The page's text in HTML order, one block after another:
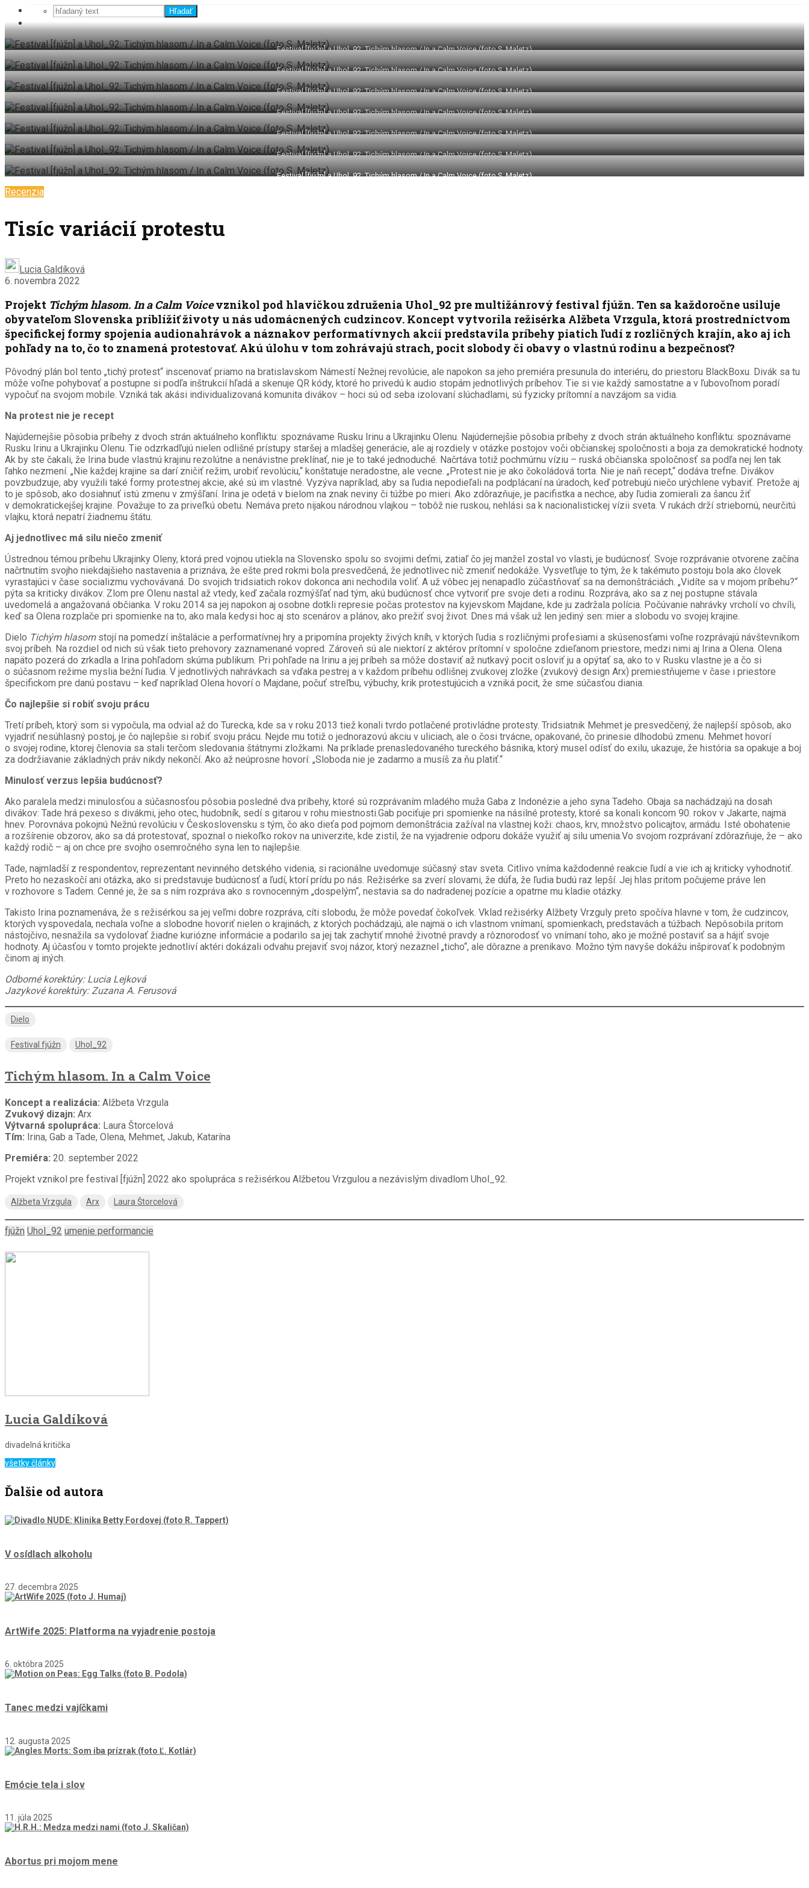
Hľadať
Festival [fjúžn] a Uhol_92: Tichým hlasom / In a Calm Voice (foto S. Maletz)
Festival [fjúžn] a Uhol_92: Tichým hlasom / In a Calm Voice (foto S. Maletz)
Festival [fjúžn] a Uhol_92: Tichým hlasom / In a Calm Voice (foto S. Maletz)
Festival [fjúžn] a Uhol_92: Tichým hlasom / In a Calm Voice (foto S. Maletz)
Festival [fjúžn] a Uhol_92: Tichým hlasom / In a Calm Voice (foto S. Maletz)
Festival [fjúžn] a Uhol_92: Tichým hlasom / In a Calm Voice (foto S. Maletz)
Festival [fjúžn] a Uhol_92: Tichým hlasom / In a Calm Voice (foto S. Maletz)
Recenzia
Tisíc variácií protestu
Lucia Galdíková
6. novembra 2022
Projekt Tichým hlasom. In a Calm Voicevznikol pod hlavičkou združenia Uhol_92 pre multižánrový festival fjúžn. Ten sa každoročne usiluje
obyvateľom Slovenska priblížiť životy u nás udomácnených cudzincov. Koncept vytvorila režisérka Alžbeta Vrzgula, ktorá prostredníctvom
špecifickej formy spojenia audionahrávok a náznakov performatívnych akcií predstavila príbehy piatich ľudí z rozličných krajín, ako aj ich
pohľady na to, čo to znamená protestovať. Akú úlohu v tom zohrávajú strach, pocit slobody či obavy o vlastnú rodinu a bezpečnosť?
Pôvodný plán bol tento „tichý protest“ inscenovať priamo na bratislavskom Námestí Nežnej revolúcie, ale napokon sa jeho premiéra presunula do interiéru, do priestoru BlackBoxu. Divák sa tu
môže voľne pohybovať a postupne si podľa inštrukcií hľadá a skenuje QR kódy, ktoré ho privedú k audio stopám jednotlivých príbehov. Tie si vie každý samostatne a v ľubovoľnom poradí
vypočuť na svojom mobile. Vzniká tak akási individualizovaná komunita divákov – hoci sú od seba izolovaní slúchadlami, sú fyzicky prítomní a navzájom sa vidia.
Na protest nie je recept
Najúdernejšie pôsobia príbehy z dvoch strán aktuálneho konfliktu: spoznávame Rusku Irinu a Ukrajinku Olenu. Najúdernejšie pôsobia príbehy z dvoch strán aktuálneho konfliktu: spoznávame
Rusku Irinu a Ukrajinku Olenu. Tie odzrkadľujú nielen odlišné prístupy staršej a mladšej generácie, ale aj rozdiely v otázke postojov voči občianskej spoločnosti a boja za demokratické hodnoty.
Ak by ste čakali, že Irina bude vlastnú krajinu rezolútne a nenávistne preklínať, nie je to také jednoduché. Načrtáva totiž pochmúrnu víziu – ruská občianska spoločnosť sa podľa nej len tak
ľahko nezmení. „Nie každej krajine sa darí zničiť režim, urobiť revolúciu,“ konštatuje neradostne, ale vecne. „Protest nie je ako čokoládová torta. Nie je naň recept,“ dodáva trefne. Divákov
povzbudzuje, aby využili také formy protestnej akcie, aké sú im vlastné. Vyzýva napríklad, aby sa ľudia nepodieľali na podplácaní na úradoch, keď potrebujú niečo urýchlene vybaviť. Pretože aj
to je spôsob, ako dosiahnuť istú zmenu v zmýšľaní. Irina je odetá v bielom na znak neviny či túžbe po mieri. Ako zdôrazňuje, je pacifistka a nechce, aby ľudia zomierali za šancu žiť
v demokratickejšej krajine. Považuje to za priveľkú obetu. Nemáva preto nijakou národnou vlajkou – tobôž nie ruskou, nehlási sa k nacionalistickej vízii sveta. V rukách drží striebornú, neurčitú
vlajku, ktorá nepatrí žiadnemu štátu.
Aj jednotlivec má silu niečo zmeniť
Ústrednou témou príbehu Ukrajinky Oleny, ktorá pred vojnou utiekla na Slovensko spolu so svojimi deťmi, zatiaľ čo jej manžel zostal vo vlasti, je budúcnosť. Svoje rozprávanie otvorene začína
načrtnutím svojho niekdajšieho nastavenia a priznáva, že ešte pred rokmi bola presvedčená, že jednotlivec nič zmeniť nedokáže. Vysvetľuje to tým, že k takémuto postoju bola ako človek
vyrastajúci v čase socializmu vychovávaná. Do svojich tridsiatich rokov dokonca ani nechodila voliť. A už vôbec jej nenapadlo zúčastňovať sa na demonštráciách. „Vidíte sa v mojom príbehu?“
pýta sa kriticky divákov. Zlom pre Olenu nastal až vtedy, keď začala rozmýšľať nad tým, akú budúcnosť chce vytvoriť pre svoje deti a rodinu. Rozpráva, ako sa z nej postupne stávala
uvedomelá a angažovaná občianka. V roku 2014 sa jej napokon aj osobne dotkli represie počas protestov na kyjevskom Majdane, kde ju zadržala polícia. Počúvanie nahrávky vrcholí vo chvíli,
keď sa Olena rozplače pri spomienke na to, ako mala kedysi hoc aj sto scenárov a plánov, ako prežiť svoj život. Dnes má však už len jediný sen: mier a slobodu vo svojej krajine.
Dielo Tichým hlasom stojí na pomedzí inštalácie a performatívnej hry a pripomína projekty živých kníh, v ktorých ľudia s rozličnými profesiami a skúsenosťami voľne rozprávajú návštevníkom
svoj príbeh. Na rozdiel od nich sú však tieto prehovory zaznamenané vopred. Zároveň sú ale niektorí z aktérov prítomní v spoločne zdieľanom priestore, medzi nimi aj Irina a Olena. Olena
napäto pozerá do zrkadla a Irina pohľadom skúma publikum. Pri pohľade na Irinu a jej príbeh sa môže dostaviť až nutkavý pocit osloviť ju a opýtať sa, ako to v Rusku vlastne je a čo si
o súčasnom režime myslia bežní ľudia. V jednotlivých nahrávkach sa vďaka pestrej a v každom príbehu odlišnej zvukovej zložke (zvukový design Arx) premiestňujeme v čase i priestore
špecifickom pre danú postavu – keď napríklad Olena hovorí o Majdane, počuť streľbu, výbuchy, krik protestujúcich a vzniká pocit, že sme súčasťou diania.
Čo najlepšie si robiť svoju prácu
Tretí príbeh, ktorý som si vypočula, ma odvial až do Turecka, kde sa v roku 2013 tiež konali tvrdo potlačené protivládne protesty. Tridsiatnik Mehmet je presvedčený, že najlepší spôsob, ako
vyjadriť nesúhlasný postoj, je čo najlepšie si robiť svoju prácu. Nejde mu totiž o jednorazovú akciu v uliciach, ale o čosi trvácne, opakované, čo prinesie dlhodobú zmenu. Mehmet hovorí
o svojej rodine, ktorej členovia sa stali terčom sledovania štátnymi zložkami. Na príklade prenasledovaného tureckého básnika, ktorý musel odísť do exilu, ukazuje, že história sa opakuje a boj
za dodržiavanie základných práv nikdy nekončí. Ako až neúprosne hovorí: „Sloboda nie je zadarmo a musíš za ňu platiť.“
Minulosť verzus lepšia budúcnosť?
Ako paralela medzi minulosťou a súčasnosťou pôsobia posledné dva príbehy, ktoré sú rozprávaním mladého muža Gaba z Indonézie a jeho syna Tadeho. Obaja sa nachádzajú na dosah
divákov: Tade hrá pexeso s divákmi, jeho otec, hudobník, sedí s gitarou v rohu miestnosti.Gab pociťuje pri spomienke na násilné protesty, ktoré sa konali koncom 90. rokov v Jakarte, najmä
hnev. Porovnáva pokojnú Nežnú revolúciu v Československu s tým, čo ako dieťa pod pojmom demonštrácia zažíval na vlastnej koži: chaos, krv, množstvo policajtov, armádu. Isté obohatenie
a rozšírenie obzorov, ako sa dá protestovať, spoznal o niekoľko rokov na univerzite, kde zistil, že na vyjadrenie odporu dokáže využiť aj silu umenia.Vo svojom rozprávaní zdôrazňuje, že – ako
každý rodič – aj on chce pre svojho osemročného syna len to najlepšie.
Tade, najmladší z respondentov, reprezentant nevinného detského videnia, si racionálne uvedomuje súčasný stav sveta. Citlivo vníma každodenné reakcie ľudí a vie ich aj kriticky vyhodnotiť.
Preto ho nezaskočí ani otázka, ako si predstavuje budúcnosť a ľudí, ktorí prídu po nás. Režisérke sa zverí slovami, že dúfa, že ľudia budú raz lepší. Jej hlas pritom počujeme práve len
v rozhovore s Tadem. Cenné je, že sa s ním rozpráva ako s rovnocenným „dospelým“, nestavia sa do nadradenej pozície a opatrne mu kladie otázky.
Takisto Irina poznamenáva, že s režisérkou sa jej veľmi dobre rozpráva, cíti slobodu, že môže povedať čokoľvek. Vklad režisérky Alžbety Vrzguly preto spočíva hlavne v tom, že cudzincov,
ktorých vyspovedala, nechala voľne a slobodne hovoriť nielen o krajinách, z ktorých pochádzajú, ale najmä o ich vlastnom vnímaní, spomienkach, predstavách a túžbach. Nepôsobila pritom
nástojčivo, nesnažila sa vydolovať žiadne kuriózne informácie a podarilo sa jej tak zachytiť mnohé životné pravdy a rôznorodosť vo vnímaní toho, ako je možné postaviť sa a hájiť svoje
hodnoty. Aj účasťou v tomto projekte jednotliví aktéri dokázali odvahu prejaviť svoj názor, ktorý nezaznel „ticho“, ale dôrazne a prenikavo. Možno tým navyše dokážu inšpirovať k podobným
činom aj iných.
Odborné korektúry: Lucia Lejková
Jazykové korektúry: Zuzana A. Ferusová
Dielo
Festival fjúžn Uhol_92
Tichým hlasom. In a Calm Voice
Koncept a realizácia: Alžbeta Vrzgula
Zvukový dizajn: Arx
Výtvarná spolupráca: Laura Štorcelová
Tím: Irina, Gab a Tade, Olena, Mehmet, Jakub, Katarína
Premiéra: 20. september 2022
Projekt vznikol pre festival [fjúžn] 2022 ako spolupráca s režisérkou Alžbetou Vrzgulou a nezávislým divadlom Uhol_92.
Alžbeta Vrzgula Arx Laura Štorcelová
fjúžn Uhol_92 umenie performancie
Lucia Galdíková
divadelná kritička
všetky články
Ďalšie od autora
V osídlach alkoholu
27. decembra 2025
ArtWife 2025: Platforma na vyjadrenie postoja
6. októbra 2025
Tanec medzi vajíčkami
12. augusta 2025
Emócie tela i slov
11. júla 2025
Abortus pri mojom mene